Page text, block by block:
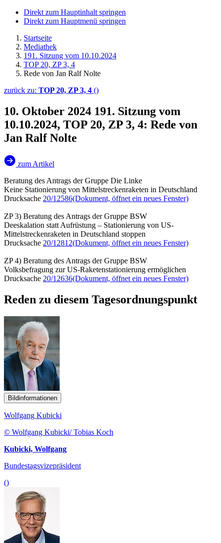
Direkt zum Hauptinhalt springen
Direkt zum Hauptmenü springen
Startseite
Mediathek
191. Sitzung vom 10.10.2024
TOP 20, ZP 3, 4
Rede von Jan Ralf Nolte
zurück zu: TOP 20, ZP 3, 4 ()
10. Oktober 2024 191. Sitzung vom
10.10.2024, TOP 20, ZP 3, 4: Rede von
Jan Ralf Nolte
zum Artikel
Beratung des Antrags der Gruppe Die Linke
Keine Stationierung von Mittelstreckenraketen in Deutschland
Drucksache 20/12586(Dokument, öffnet ein neues Fenster)
ZP 3) Beratung des Antrags der Gruppe BSW
Deeskalation statt Aufrüstung – Stationierung von US-
Mittelstreckenraketen in Deutschland stoppen
Drucksache 20/12812(Dokument, öffnet ein neues Fenster)
ZP 4) Beratung des Antrags der Gruppe BSW
Volksbefragung zur US-Raketenstationierung ermöglichen
Drucksache 20/12636(Dokument, öffnet ein neues Fenster)
Reden zu diesem Tagesordnungspunkt
Bildinformationen
Wolfgang Kubicki
© Wolfgang Kubicki/ Tobias Koch
Kubicki, Wolfgang
Bundestagsvizepräsident
()